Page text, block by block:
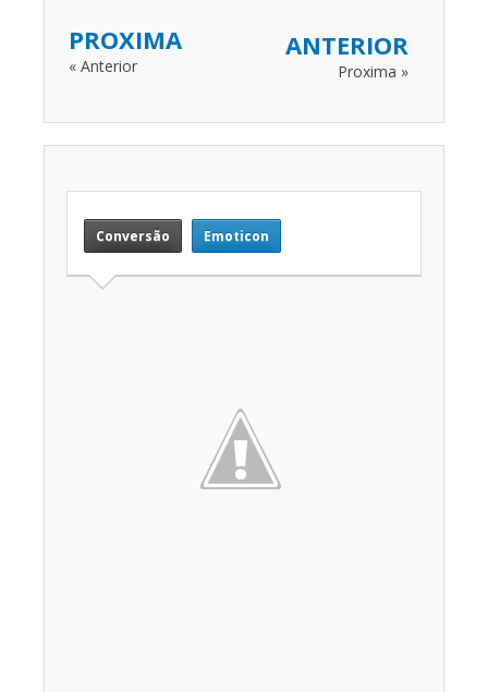
PROXIMA
« Anterior
ANTERIOR
Proxima »
Conversão Emoticon